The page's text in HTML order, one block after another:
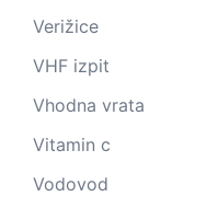
Verižice
VHF izpit
Vhodna vrata
Vitamin c
Vodovod